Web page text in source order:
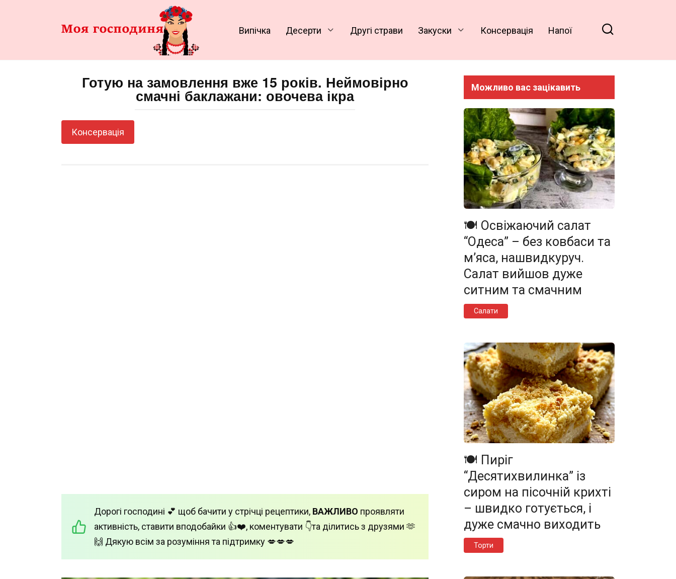
Випічка Десерти Другі страви Закуски Консервація Напої
Готую на замовлення вже 15 років. Неймовірно
смачні баклажани: овочева ікра
Консервація
Дорогі господині 💕 щоб бачити у стрічці рецептики, ВАЖЛИВО проявляти
активність, ставити вподобайки 👍❤️, коментувати 👇та ділитись з друзями 🫶
🙌 Дякую всім за розуміння та підтримку 💋💋💋
Можливо вас зацікавить
🍽️ Освіжаючий салат
“Одеса” – без ковбаси та
м’яса, нашвидкуруч.
Салат вийшов дуже
ситним та смачним
Салати
🍽️ Пиріг
“Десятихвилинка” із
сиром на пісочній крихті
– швидко готується, і
дуже смачно виходить
Торти